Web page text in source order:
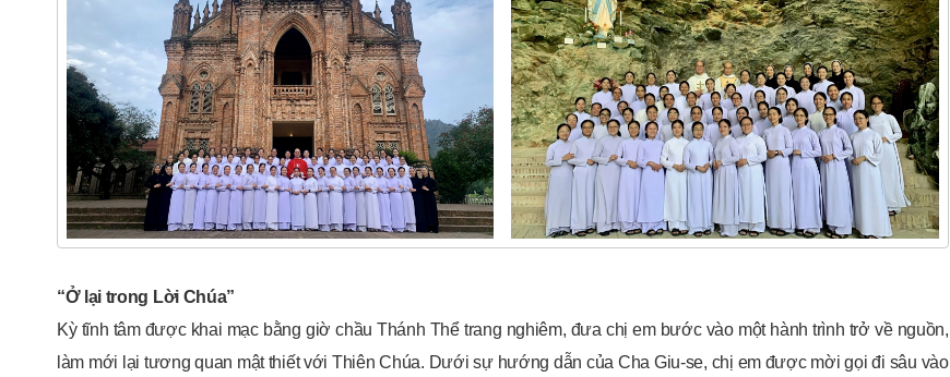
“Ở lại trong Lời Chúa”
Kỳ tĩnh tâm được khai mạc bằng giờ chầu Thánh Thể trang nghiêm, đưa chị em bước vào một hành trình trở về nguồn,
làm mới lại tương quan mật thiết với Thiên Chúa. Dưới sự hướng dẫn của Cha Giu-se, chị em được mời gọi đi sâu vào